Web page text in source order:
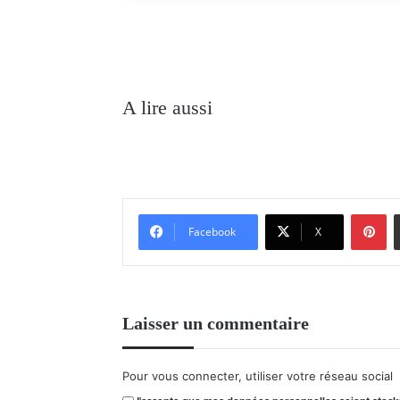
A lire aussi
Facebook X
Laisser un commentaire
Pour vous connecter, utiliser votre réseau social